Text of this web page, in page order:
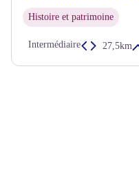
Histoire et patrimoine
Intermédiaire 27,5km